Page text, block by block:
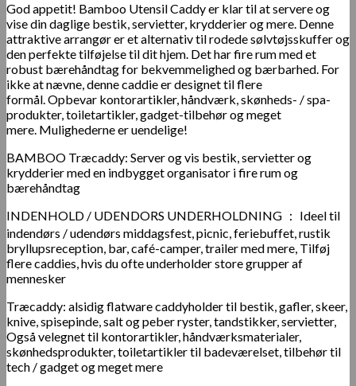
God appetit! Bamboo Utensil Caddy er klar til at servere og
vise din daglige bestik, servietter, krydderier og mere. Denne
attraktive arrangør er et alternativ til rodede sølvtøjsskuffer og
den perfekte tilføjelse til dit hjem. Det har fire rum med et
robust bærehåndtag for bekvemmelighed og bærbarhed. For
ikke at nævne, denne caddie er designet til flere
formål. Opbevar kontorartikler, håndværk, skønheds- / spa-
produkter, toiletartikler, gadget-tilbehør og meget
mere. Mulighederne er uendelige!
BAMBOO Træcaddy: Server og vis bestik, servietter og
krydderier med en indbygget organisator i fire rum og
bærehåndtag
INDENHOLD / UDENDORS UNDERHOLDNING ： Ideel til
indendørs / udendørs middagsfest, picnic, feriebuffet, rustik
bryllupsreception, bar, café-camper, trailer med mere, Tilføj
flere caddies, hvis du ofte underholder store grupper af
mennesker
Træcaddy: alsidig flatware caddyholder til bestik, gafler, skeer,
knive, spisepinde, salt og peber ryster, tandstikker, servietter,
Også velegnet til kontorartikler, håndværksmaterialer,
skønhedsprodukter, toiletartikler til badeværelset, tilbehør til
tech / gadget og meget mere